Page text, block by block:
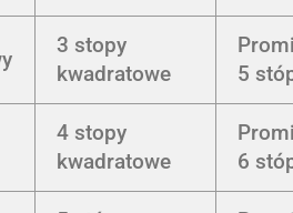
3 stopy
kwadratowe
5
4 stopy
kwadratowe
6